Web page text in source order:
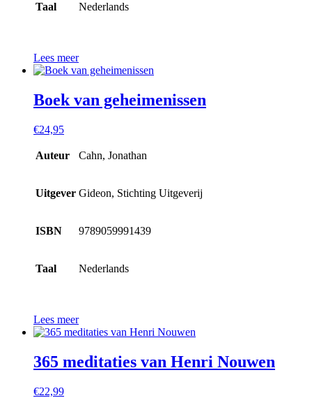
Taal Nederlands
Lees meer
Boek van geheimenissen
€24,95
Auteur Cahn, Jonathan
Uitgever Gideon, Stichting Uitgeverij
ISBN 9789059991439
Taal Nederlands
Lees meer
365 meditaties van Henri Nouwen
€22,99